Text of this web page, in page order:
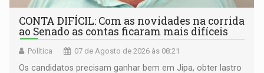
CONTA DIFÍCIL: Com as novidades na corrida
ao Senado as contas ficaram mais difíceis
Política 07 de Agosto de 2026 às 08:21
Os candidatos precisam ganhar bem em Jipa, obter lastro